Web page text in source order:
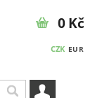
CZK EUR
0 Kč